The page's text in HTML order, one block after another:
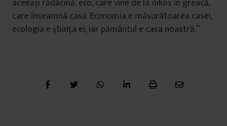
aceeași rădăcină, eco, care vine de la oikos în greacă,
care înseamnă casă. Economia e măsurătoarea casei,
ecologia e știința ei, iar pământul e casa noastră.”